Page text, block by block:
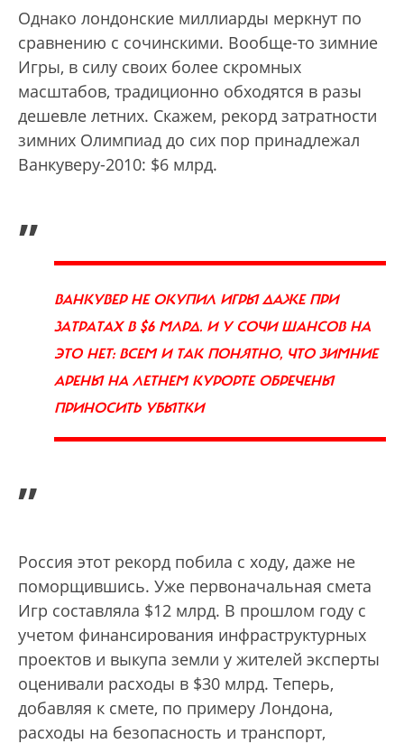
Однако лондонские миллиарды меркнут по
сравнению с сочинскими. Вообще-то зимние
Игры, в силу своих более скромных
масштабов, традиционно обходятся в разы
дешевле летних. Скажем, рекорд затратности
зимних Олимпиад до сих пор принадлежал
Ванкуверу-2010: $6 млрд.
„
ВАНКУВЕР НЕ ОКУПИЛ ИГРЫ ДАЖЕ ПРИ
ЗАТРАТАХ В $6 МЛРД. И У СОЧИ ШАНСОВ НА
ЭТО НЕТ: ВСЕМ И ТАК ПОНЯТНО, ЧТО ЗИМНИЕ
АРЕНЫ НА ЛЕТНЕМ КУРОРТЕ ОБРЕЧЕНЫ
ПРИНОСИТЬ УБЫТКИ
”
Россия этот рекорд побила с ходу, даже не
поморщившись. Уже первоначальная смета
Игр составляла $12 млрд. В прошлом году с
учетом финансирования инфраструктурных
проектов и выкупа земли у жителей эксперты
оценивали расходы в $30 млрд. Теперь,
добавляя к смете, по примеру Лондона,
расходы на безопасность и транспорт,